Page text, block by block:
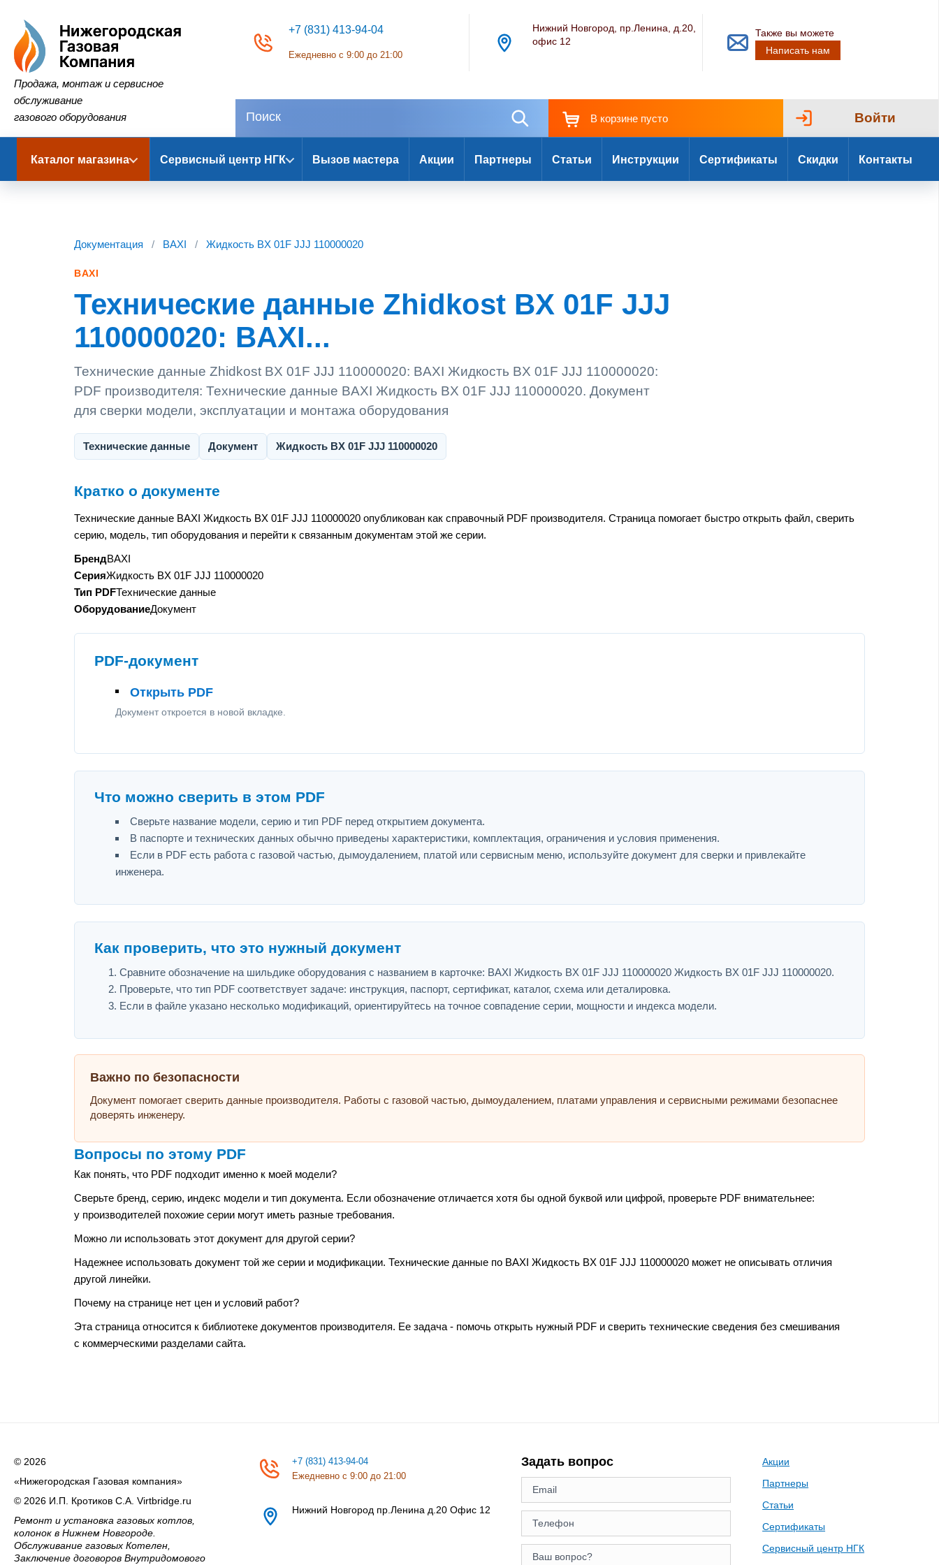
Нижегородская Газовая Компания
Продажа, монтаж и сервисное
обслуживание
газового оборудования
+7 (831) 413-94-04
Ежедневно с 9:00 до 21:00
Нижний Новгород, пр.Ленина, д.20,
офис 12
Также вы можете
Написать нам
В корзине пусто Войти
Каталог магазина Сервисный центр НГК Вызов мастера Акции Партнеры Статьи Инструкции Сертификаты Скидки Контакты
Документация / BAXI / Жидкость BX 01F JJJ 110000020
BAXI
Технические данные Zhidkost BX 01F JJJ
110000020: BAXI...
Технические данные Zhidkost BX 01F JJJ 110000020: BAXI Жидкость BX 01F JJJ 110000020:
PDF производителя: Технические данные BAXI Жидкость BX 01F JJJ 110000020. Документ
для сверки модели, эксплуатации и монтажа оборудования
Технические данные Документ Жидкость BX 01F JJJ 110000020
Кратко о документе
Технические данные BAXI Жидкость BX 01F JJJ 110000020 опубликован как справочный PDF производителя. Страница помогает быстро открыть файл, сверить
серию, модель, тип оборудования и перейти к связанным документам этой же серии.
БрендBAXI
СерияЖидкость BX 01F JJJ 110000020
Тип PDFТехнические данные
ОборудованиеДокумент
PDF-документ
Открыть PDF
Документ откроется в новой вкладке.
Что можно сверить в этом PDF
Сверьте название модели, серию и тип PDF перед открытием документа.
В паспорте и технических данных обычно приведены характеристики, комплектация, ограничения и условия применения.
Если в PDF есть работа с газовой частью, дымоудалением, платой или сервисным меню, используйте документ для сверки и привлекайте
инженера.
Как проверить, что это нужный документ
Сравните обозначение на шильдике оборудования с названием в карточке: BAXI Жидкость BX 01F JJJ 110000020 Жидкость BX 01F JJJ 110000020.
Проверьте, что тип PDF соответствует задаче: инструкция, паспорт, сертификат, каталог, схема или деталировка.
Если в файле указано несколько модификаций, ориентируйтесь на точное совпадение серии, мощности и индекса модели.
Важно по безопасности
Документ помогает сверить данные производителя. Работы с газовой частью, дымоудалением, платами управления и сервисными режимами безопаснее
доверять инженеру.
Вопросы по этому PDF
Как понять, что PDF подходит именно к моей модели?
Сверьте бренд, серию, индекс модели и тип документа. Если обозначение отличается хотя бы одной буквой или цифрой, проверьте PDF внимательнее:
у производителей похожие серии могут иметь разные требования.
Можно ли использовать этот документ для другой серии?
Надежнее использовать документ той же серии и модификации. Технические данные по BAXI Жидкость BX 01F JJJ 110000020 может не описывать отличия
другой линейки.
Почему на странице нет цен и условий работ?
Эта страница относится к библиотеке документов производителя. Ее задача - помочь открыть нужный PDF и сверить технические сведения без смешивания
с коммерческими разделами сайта.
© 2026
«Нижегородская Газовая компания»
© 2026 И.П. Кротиков С.А. Virtbridge.ru
Ремонт и установка газовых котлов,
колонок в Нижнем Новгороде.
Обслуживание газовых Котелен,
Заключение договоров Внутридомового
+7 (831) 413-94-04
Ежедневно с 9:00 до 21:00
Нижний Новгород пр.Ленина д.20 Офис 12
Задать вопрос
Акции
Партнеры
Статьи
Сертификаты
Сервисный центр НГК